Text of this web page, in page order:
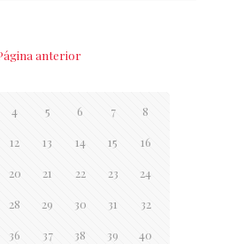
anterior
4 5 6 7 8
12 13 14 15 16
20 21 22 23 24
28 29 30 31 32
36 37 38 39 40